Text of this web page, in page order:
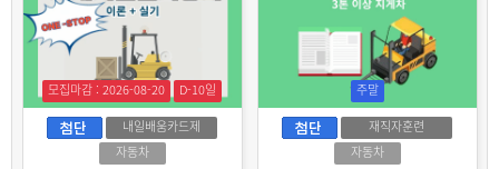
모집마감 : 2026-08-20
D-10일
내일배움카드제
자동차
주말
재직자훈련
자동차